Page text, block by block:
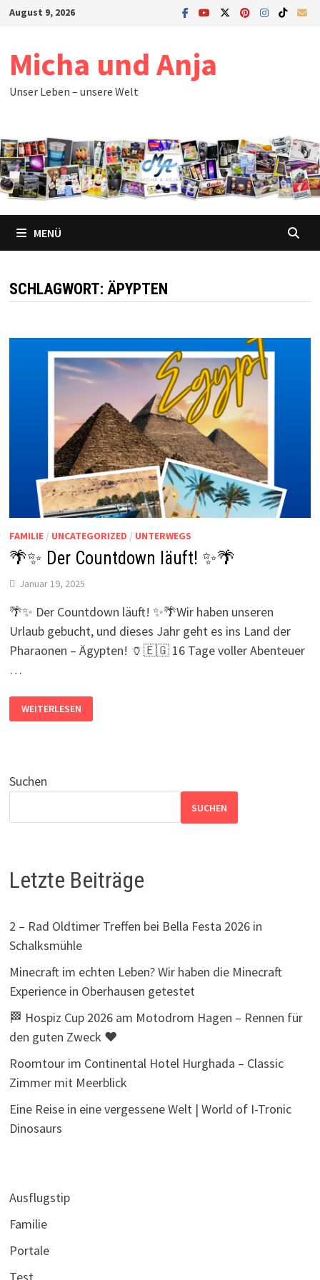
Zum
August 9, 2026
Micha und Anja
Unser Leben – unsere Welt
MENÜ
SCHLAGWORT: ÄPYPTEN
FAMILIE/ UNCATEGORIZED / UNTERWEGS
🌴✨ Der Countdown läuft! ✨🌴
Januar 19, 2025
🌴✨ Der Countdown läuft! ✨🌴Wir haben unseren
Urlaub gebucht, und dieses Jahr geht es ins Land der
Pharaonen – Ägypten! 🏺🇪🇬 16 Tage voller Abenteuer
…
✨
DER
WEITERLESEN
Suchen
SUCHEN
Letzte Beiträge
2 – Rad Oldtimer Treffen bei Bella Festa 2026 in
Schalksmühle
Minecraft im echten Leben? Wir haben die Minecraft
Experience in Oberhausen getestet
🏁 Hospiz Cup 2026 am Motodrom Hagen – Rennen für
den guten Zweck ❤️
Roomtour im Continental Hotel Hurghada – Classic
Zimmer mit Meerblick
Eine Reise in eine vergessene Welt | World of I-Tronic
Dinosaurs
Ausflugstip
Familie
Portale
Test